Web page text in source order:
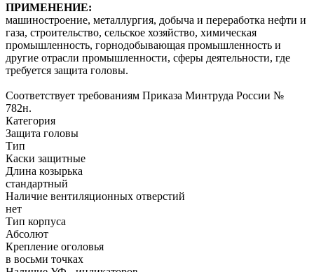
ПРИМЕНЕНИЕ:
машиностроение, металлургия, добыча и переработка нефти и
газа, строительство, сельское хозяйство, химическая
промышленность, горнодобывающая промышленность и
другие отрасли промышленности, сферы деятельности, где
требуется защита головы.
Соответствует требованиям Приказа Минтруда России №
782н.
Категория
Защита головы
Тип
Каски защитные
Длина козырька
стандартный
Наличие вентиляционных отверстий
нет
Тип корпуса
Абсолют
Крепление оголовья
в восьми точках